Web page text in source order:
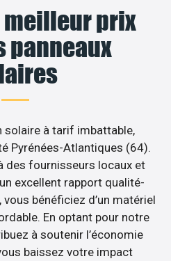
meilleur prix
panneaux
solaire à tarif imbattable,
Pyrénées-Atlantiques (64).
des fournisseurs locaux et
excellent rapport qualité-
bénéficiez d’un matériel
En optant pour notre
à soutenir l’économie
baissez votre impact